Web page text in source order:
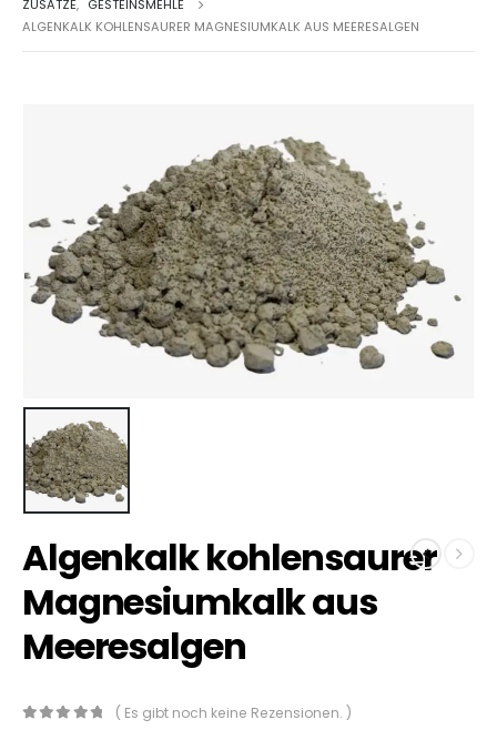
ZUSÄTZE, GESTEINSMEHLE
ALGENKALK KOHLENSAURER MAGNESIUMKALK AUS MEERESALGEN
Algenkalk kohlensaurer
Magnesiumkalk aus
Meeresalgen
( Es gibt noch keine Rezensionen. )